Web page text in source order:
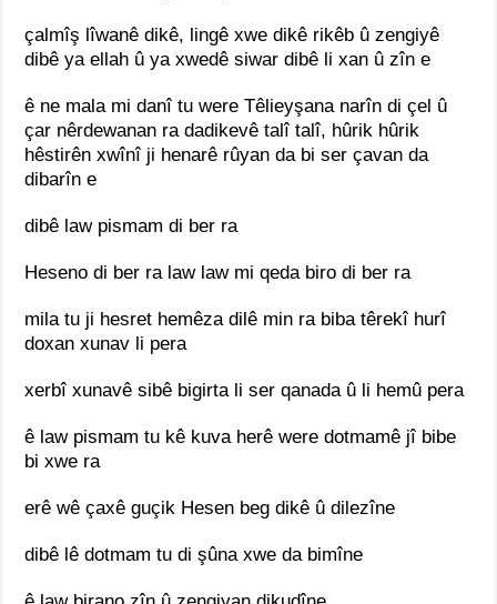
çalmîş lîwanê dikê, lingê xwe dikê rikêb û zengiyê
dibê ya ellah û ya xwedê siwar dibê li xan û zîn e
ê ne mala mi danî tu were Têlieyşana narîn di çel û
çar nêrdewanan ra dadikevê talî talî, hûrik hûrik
hêstirên xwînî ji henarê rûyan da bi ser çavan da
dibarîn e
dibê law pismam di ber ra
Heseno di ber ra law law mi qeda biro di ber ra
mila tu ji hesret hemêza dilê min ra biba têrekî hurî
doxan xunav li pera
xerbî xunavê sibê bigirta li ser qanada û li hemû pera
ê law pismam tu kê kuva herê were dotmamê jî bibe
bi xwe ra
erê wê çaxê guçik Hesen beg dikê û dilezîne
dibê lê dotmam tu di şûna xwe da bimîne